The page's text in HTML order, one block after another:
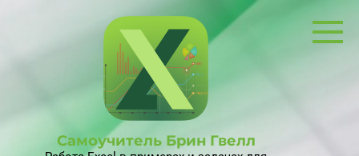
Самоучитель Брин Гвелл